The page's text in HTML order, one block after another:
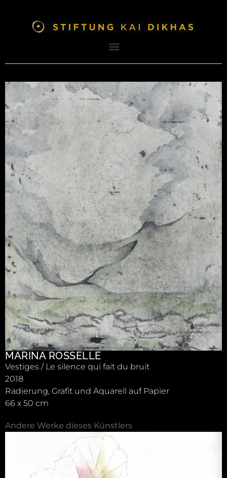
MARINA ROSSELLE
Vestiges / Le silence qui fait du bruit
2018
Radierung, Grafit und Aquarell auf Papier
66 x 50 cm
Andere Werke dieses Künstlers